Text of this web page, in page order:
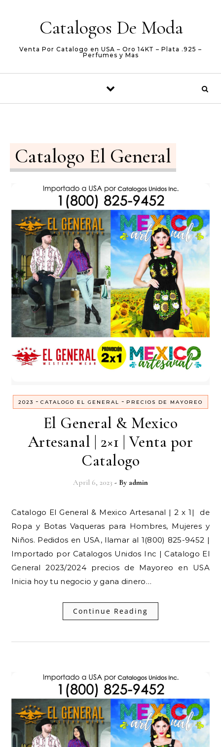
Catalogos De Moda
Venta Por Catalogo en USA – Oro 14KT – Plata .925 –
Perfumes y Mas
Catalogo El General
2023 - CATALOGO EL GENERAL - PRECIOS DE MAYOREO
El General & Mexico
Artesanal | 2×1 | Venta por
Catalogo
April 6, 2023 - By admin
Catalogo El General & Mexico Artesanal | 2 x 1| de
Ropa y Botas Vaqueras para Hombres, Mujeres y
Niños. Pedidos en USA, llamar al 1(800) 825-9452 |
Importado por Catalogos Unidos Inc | Catalogo El
General 2023/2024 precios de Mayoreo en USA
Inicia hoy tu negocio y gana dinero…
Continue Reading